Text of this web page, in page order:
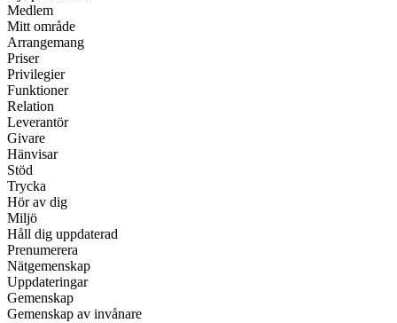
Medlem
Mitt område
Arrangemang
Priser
Privilegier
Funktioner
Relation
Leverantör
Givare
Hänvisar
Stöd
Trycka
Hör av dig
Miljö
Håll dig uppdaterad
Prenumerera
Nätgemenskap
Uppdateringar
Gemenskap
Gemenskap av invånare